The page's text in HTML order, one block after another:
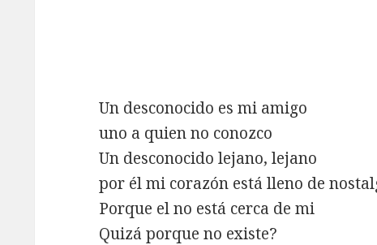
Un desconocido es mi amigo
uno a quien no conozco
Un desconocido lejano, lejano
por él mi corazón está lleno de
Porque el no está cerca de mi
Quizá porque no existe?